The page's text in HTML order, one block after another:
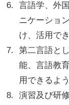
言語学、外
ニケーショ
け、活用で
第二言語と
能、言語教
用できるよ
演習及び研